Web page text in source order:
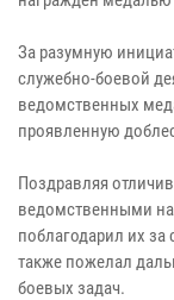
За разумную
служебно-боевой
ведомственных
проявленную
Поздравляя
ведомственными
поблагодарил их за
также пожелал
боевых задач.